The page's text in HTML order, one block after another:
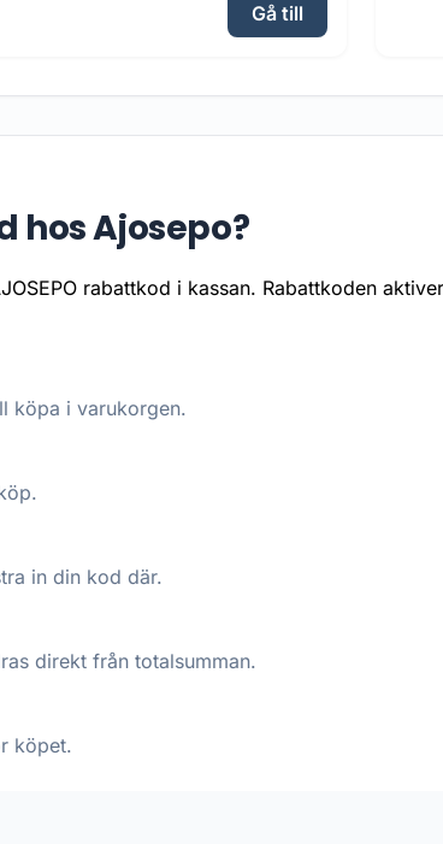
Gå till
Ajosepo?
rabattkod i kassan. Rabattkoden
köpa i varukorgen.
in din kod där.
direkt från totalsumman.
köpet.